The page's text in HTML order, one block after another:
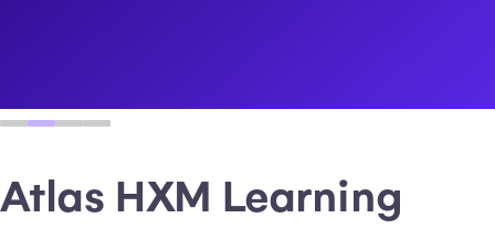
Autoservicio de
Atlas HXM Learning
Apps Móviles de Atlas
Gestión de gastos